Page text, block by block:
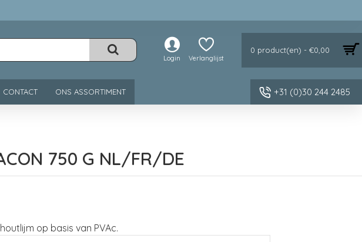
Login Verlanglijst
0 product(en) - €0,00
CONTACT ONS ASSORTIMENT +31 (0)30 244 2485
750 G NL/FR/DE
op basis van PVAc.